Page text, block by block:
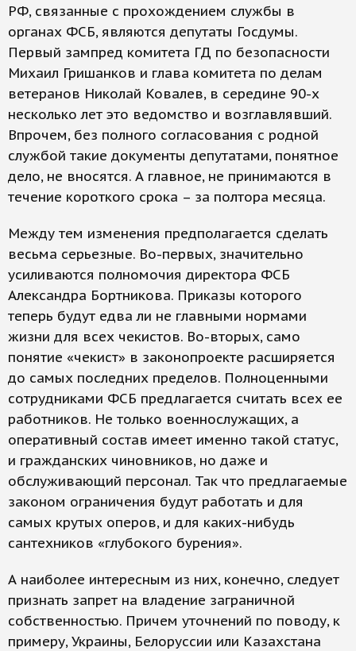
РФ, связанные с прохождением службы в
органах ФСБ, являются депутаты Госдумы.
Первый зампред комитета ГД по безопасности
Михаил Гришанков и глава комитета по делам
ветеранов Николай Ковалев, в середине 90-х
несколько лет это ведомство и возглавлявший.
Впрочем, без полного согласования с родной
службой такие документы депутатами, понятное
дело, не вносятся. А главное, не принимаются в
течение короткого срока – за полтора месяца.
Между тем изменения предполагается сделать
весьма серьезные. Во-первых, значительно
усиливаются полномочия директора ФСБ
Александра Бортникова. Приказы которого
теперь будут едва ли не главными нормами
жизни для всех чекистов. Во-вторых, само
понятие «чекист» в законопроекте расширяется
до самых последних пределов. Полноценными
сотрудниками ФСБ предлагается считать всех ее
работников. Не только военнослужащих, а
оперативный состав имеет именно такой статус,
и гражданских чиновников, но даже и
обслуживающий персонал. Так что предлагаемые
законом ограничения будут работать и для
самых крутых оперов, и для каких-нибудь
сантехников «глубокого бурения».
А наиболее интересным из них, конечно, следует
признать запрет на владение заграничной
собственностью. Причем уточнений по поводу, к
примеру, Украины, Белоруссии или Казахстана